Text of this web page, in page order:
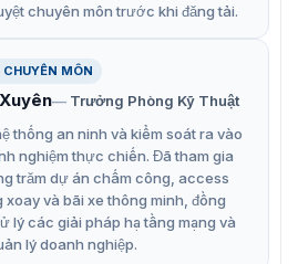
nổi bật được tích hợp thêm
mã QR, thẻ RFID
chống thấm nước
quốc tế chống nước IP65
dụng di động ZKBioSecurity
Matrix, MicroPDF417, Aztec
quốc gia Chile & Argentina
chuyên môn trước khi đăng tải.
MÔN
Trưởng Phòng Kỹ Thuật
thống an ninh và kiểm soát ra vào
nghiệm thực chiến. Đã tham gia
trăm dự án chấm công, access
và bãi xe thông minh, đồng
lý các giải pháp hạ tầng mạng và
lý doanh nghiệp.